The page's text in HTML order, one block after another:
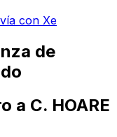
con Xe
de
a C. HOARE